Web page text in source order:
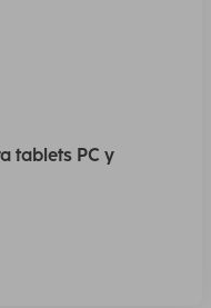
tablets PC y